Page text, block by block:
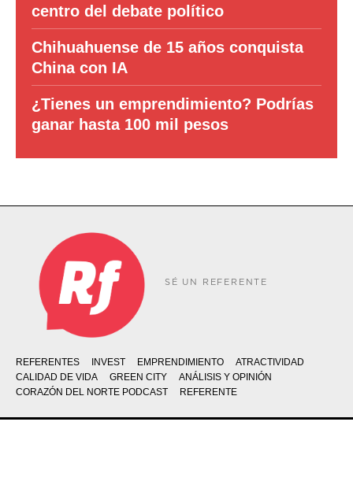
centro del debate político
Chihuahuense de 15 años conquista
China con IA
¿Tienes un emprendimiento? Podrías
ganar hasta 100 mil pesos
SÉ UN REFERENTE
REFERENTES INVEST EMPRENDIMIENTO
ATRACTIVIDAD
CALIDAD DE VIDA
GREEN CITY
ANÁLISIS Y OPINIÓN
CORAZÓN DEL NORTE PODCAST
REFERENTE